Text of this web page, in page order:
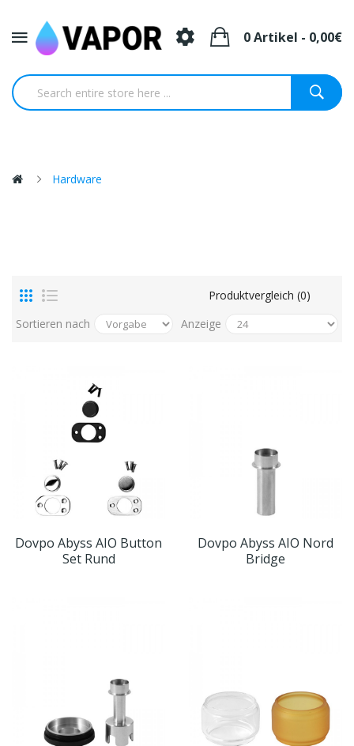
0 Artikel - 0,00€
Hardware
Produktvergleich (0)
Sortieren nach
Anzeige
Dovpo Abyss AIO Button
Set Rund
Dovpo Abyss AIO Nord
Bridge